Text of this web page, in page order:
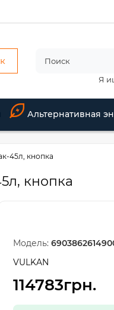
Я
Альтернативная
45л, кнопка
кнопка
Модель:
VULKAN
114783грн.